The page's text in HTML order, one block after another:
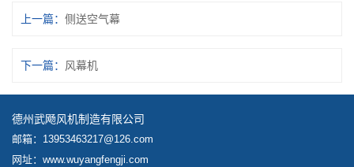
上一篇： 侧送空气幕
下一篇： 风幕机
德州武飏风机制造有限公司
邮箱：13953463217@126.com
网址：www.wuyangfengji.com